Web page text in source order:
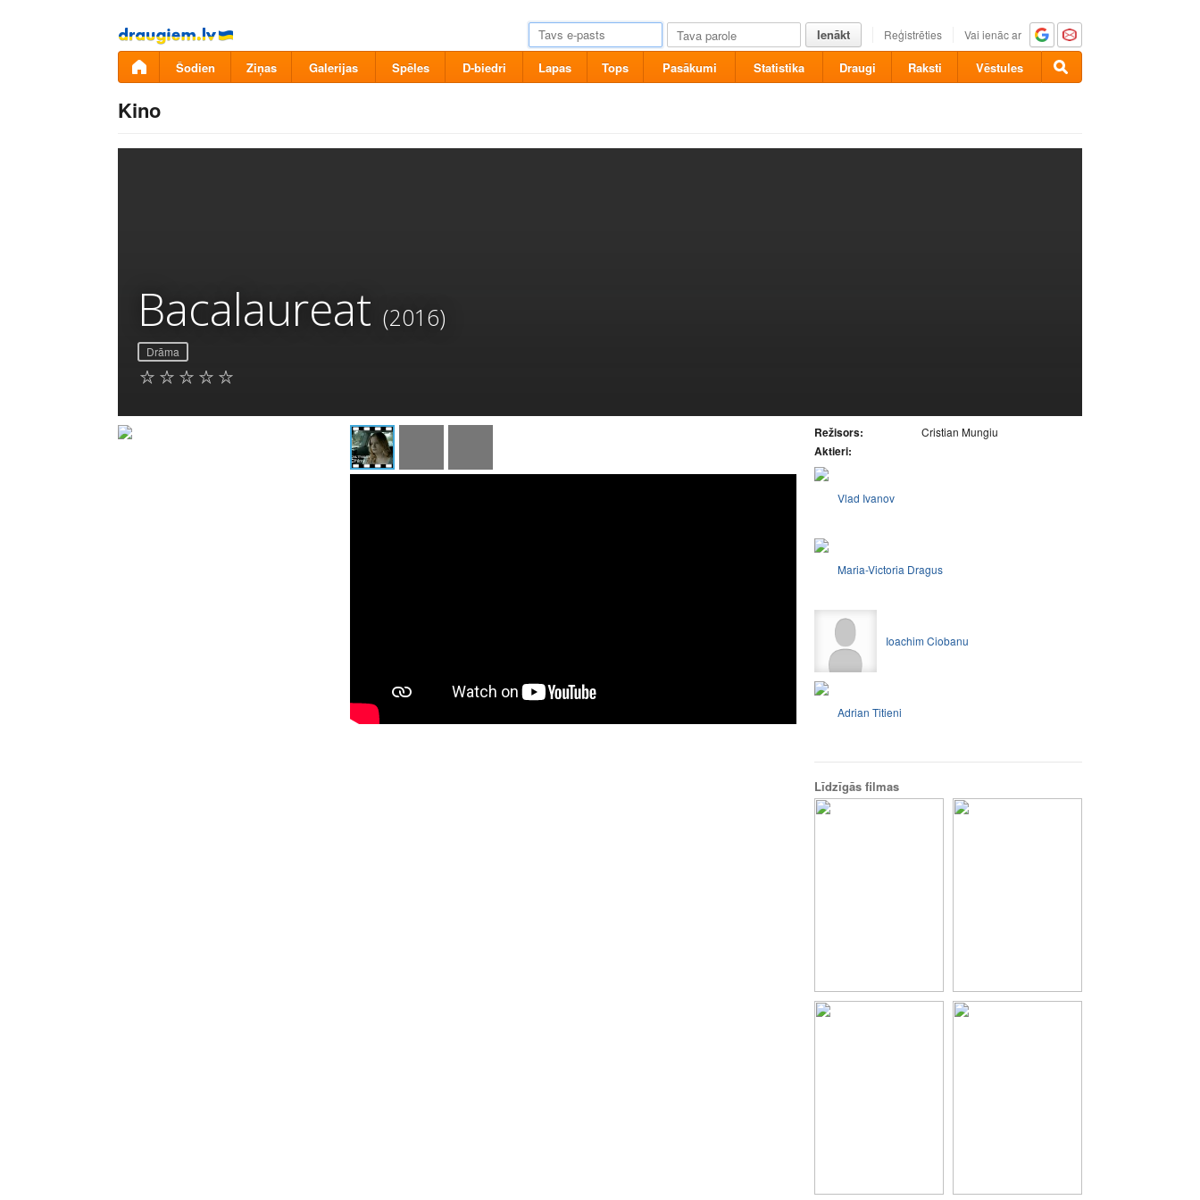
Pāriet
uz
saturu
Ienākt Reģistrēties Vai ienāc ar
Šodien Ziņas Galerijas Spēles D-biedri Lapas Tops Pasākumi Statistika Draugi Raksti Vēstules
Kino
Bacalaureat (2016)
Drāma
Režisors: Cristian Mungiu
Aktieri:
Vlad Ivanov
Maria-Victoria Dragus
Ioachim Ciobanu
Adrian Titieni
Līdzīgās filmas